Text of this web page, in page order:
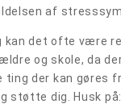
af
kan det ofte være
og skole, da
ting der kan gøres
støtte dig. Husk